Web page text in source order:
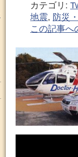
カテゴリ:
地震, 防災
この記事へ